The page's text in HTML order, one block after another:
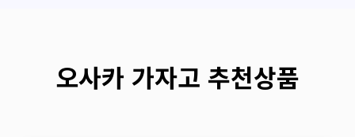
있지만, 난바 야스카 신사와 함께 방문하면 좋은
근처를 걷다 보면, 복잡한 도심 속에서도 차분한
존재감을 드러내는스미야키 우나후지 오사카
오사카 가자고 추천상품